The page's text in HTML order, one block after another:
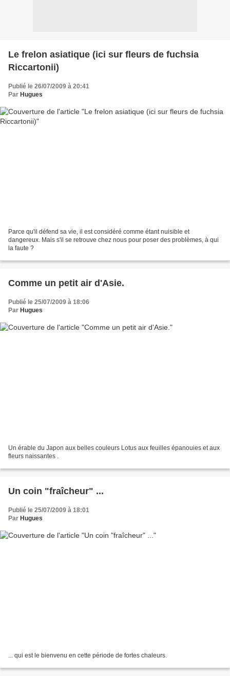
Le frelon asiatique (ici sur fleurs de fuchsia
Riccartonii)
Publié le 26/07/2009 à 20:41
Par Hugues
Parce qu'il défend sa vie, il est considéré comme étant nuisible et
dangereux. Mais s'il se retrouve chez nous pour poser des problèmes, à qui
la faute ?
Comme un petit air d'Asie.
Publié le 25/07/2009 à 18:06
Par Hugues
Un érable du Japon aux belles couleurs Lotus aux feuilles épanouies et aux
fleurs naissantes .
Un coin "fraîcheur" ...
Publié le 25/07/2009 à 18:01
Par Hugues
... qui est le bienvenu en cette période de fortes chaleurs.